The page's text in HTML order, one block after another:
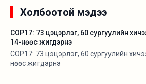
Холбоотой мэдээ
COP17: 73 цэцэрлэг, 60 сургуулийн
14-нөөс жигдэрнэ
COP17: 73 цэцэрлэг, 60 сургуулийн
нөөс жигдэрнэ